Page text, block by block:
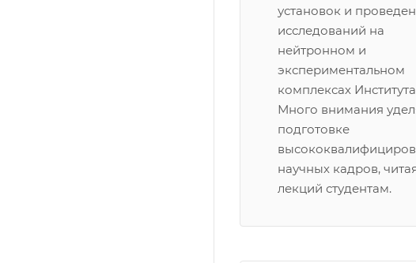
установок и
исследований на
нейтронном и
экспериментальном
комплексах
Много внимания
подготовке
научных кадров,
лекций студентам.